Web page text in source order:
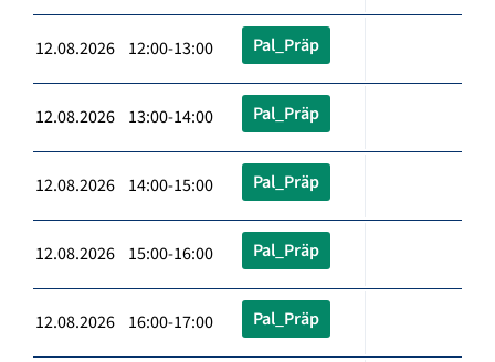
12.08.2026 12:00-13:00 Pal_Präp
12.08.2026 13:00-14:00 Pal_Präp
12.08.2026 14:00-15:00 Pal_Präp
12.08.2026 15:00-16:00 Pal_Präp
12.08.2026 16:00-17:00 Pal_Präp